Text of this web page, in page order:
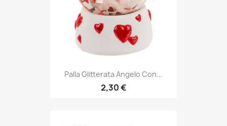
Palla Glitterata Angelo Con...
2,30 €